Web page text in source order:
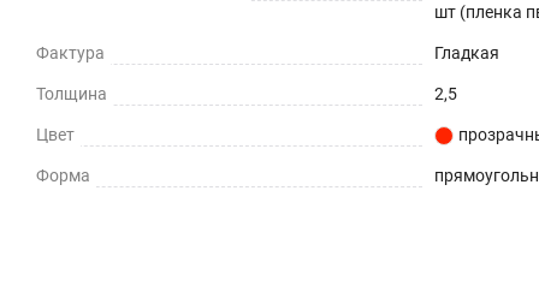
шт (пленка
Фактура Гладкая
Толщина 2,5
Цвет
Форма